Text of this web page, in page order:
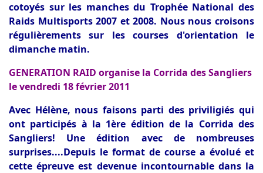
cotoyés sur les manches du Trophée National des
Raids Multisports 2007 et 2008. Nous nous croisons
régulièrements sur les courses d'orientation le
dimanche matin.
GENERATION RAID organise la Corrida des Sangliers
le vendredi 18 février 2011
Avec Hélène, nous faisons parti des priviligiés qui
ont participés à la 1ère édition de la Corrida des
Sangliers! Une édition avec de nombreuses
surprises....Depuis le format de course a évolué et
cette épreuve est devenue incontournable dans la